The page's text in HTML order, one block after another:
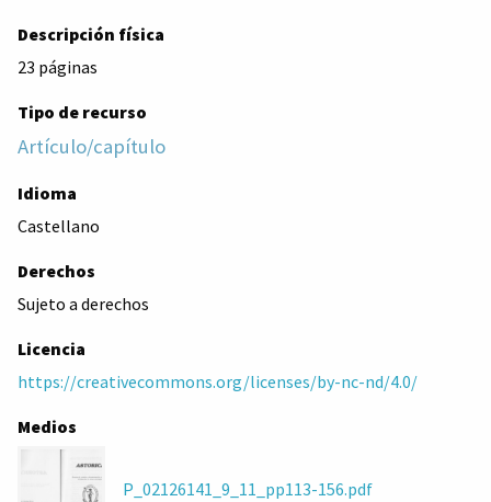
Descripción física
23 páginas
Tipo de recurso
Artículo/capítulo
Idioma
Castellano
Derechos
Sujeto a derechos
Licencia
https://creativecommons.org/licenses/by-nc-nd/4.0/
Medios
P_02126141_9_11_pp113-156.pdf